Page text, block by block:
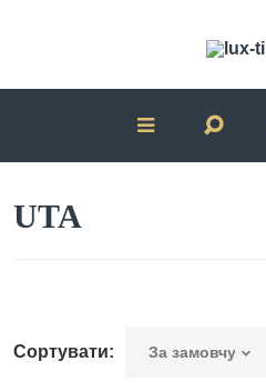
UTA
Сортувати: